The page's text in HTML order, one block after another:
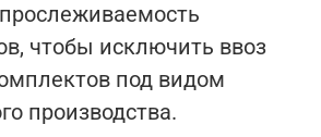
чтобы исключить ввоз
под видом
производства.